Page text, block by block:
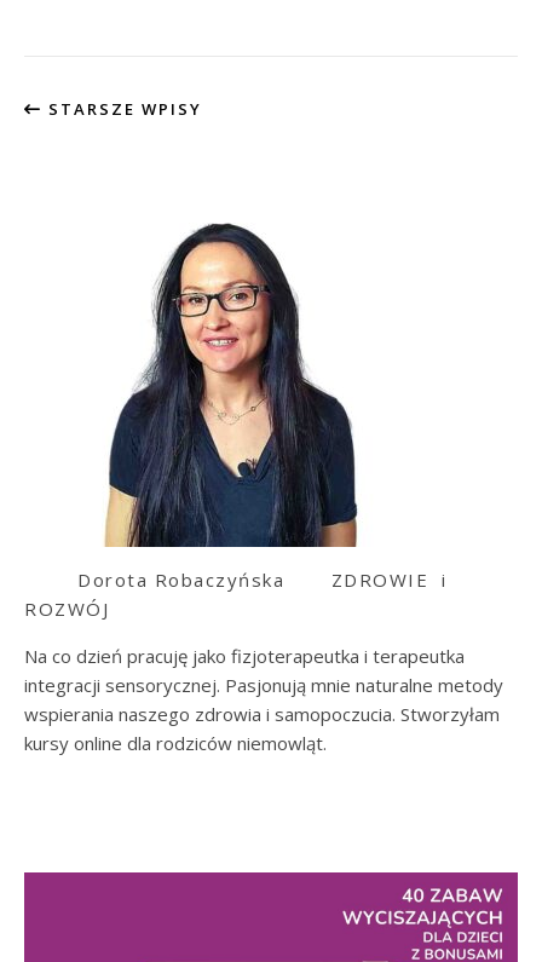
STARSZE WPISY
Dorota Robaczyńska ZDROWIE i
ROZWÓJ
Na co dzień pracuję jako fizjoterapeutka i terapeutka
integracji sensorycznej. Pasjonują mnie naturalne metody
wspierania naszego zdrowia i samopoczucia. Stworzyłam
kursy online dla rodziców niemowląt.